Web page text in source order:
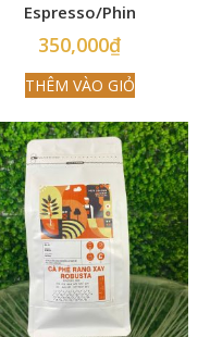
Espresso/Phin
350,000₫
THÊM VÀO GIỎ